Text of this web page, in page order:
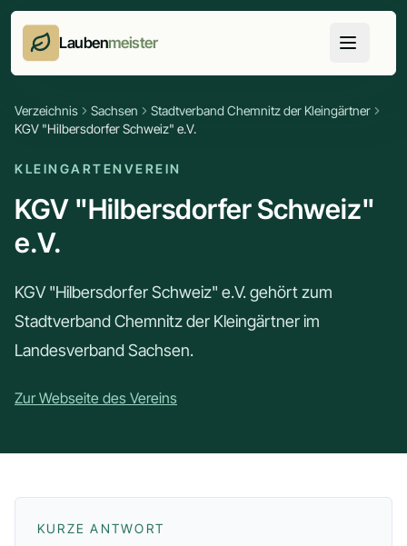
Laubenmeister
Verzeichnis Sachsen
Stadtverband Chemnitz der Kleingärtner
KGV "Hilbersdorfer Schweiz" e.V.
KLEINGARTENVEREIN
KGV "Hilbersdorfer Schweiz"
e.V.
KGV "Hilbersdorfer Schweiz" e.V. gehört zum
Stadtverband Chemnitz der Kleingärtner im
Landesverband Sachsen.
Zur Webseite des Vereins
KURZE ANTWORT